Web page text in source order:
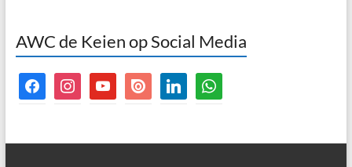
AWC de Keien op Social Media
facebookinstagramyoutubeissuu linkedinwhatsapp